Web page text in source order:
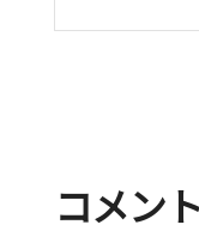
コメン